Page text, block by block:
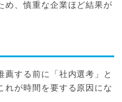
め、慎重な企業ほど結果が
薦する前に「社内選考」と
れが時間を要する原因にな